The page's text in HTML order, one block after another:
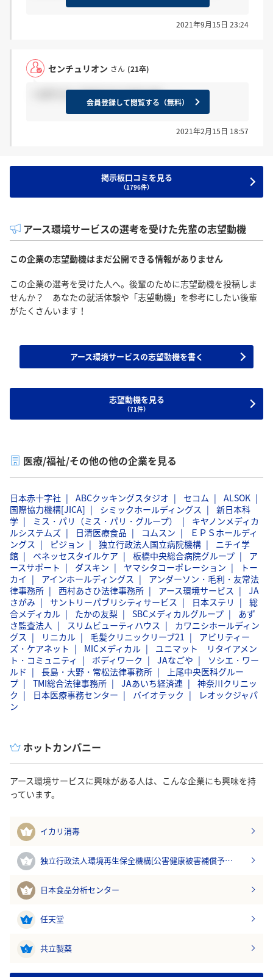
2021年9月15日 23:24
センチュリオン さん (21卒)
＞ぽそさん やはりそうですよね。。。
会員登録して閲覧する（無料）
2021年2月15日 18:57
掲示板口コミを見る
（1796件）
アース環境サービスの選考を受けた先輩の志望動機
この企業の志望動機はまだ公開できる情報がありません
この企業の選考を受けた人へ。後輩のために志望動機を投稿しま
せんか？ あなたの就活体験や「志望動機」を参考にしたい後輩
がたくさんいます！
アース環境サービスの志望動機を書く
志望動機を見る
（71件）
医療/福祉/その他の他の企業を見る
日本赤十字社 ABCクッキングスタジオ セコム
ALSOK
国際協力機構[JICA]
シミックホールディングス
新日本科
学
ミス・パリ（ミス・パリ・グループ）
キヤノンメディカ
ルシステムズ
日清医療食品 コムスン
ＥＰＳホールディ
ングス
ピジョン 独立行政法人国立病院機構
ニチイ学
館
ベネッセスタイルケア 板橋中央総合病院グループ
ア
ースサポート
ダスキン ヤマシタコーポレーション
トー
カイ
アインホールディングス
アンダーソン・毛利・友常法
律事務所
西村あさひ法律事務所 アース環境サービス
JA
さがみ
サントリーパブリシティサービス 日本ステリ
総
合メディカル
たかの友梨 SBCメディカルグループ
あず
さ監査法人
スリムビューティハウス
カワニシホールディン
グス
リニカル 毛髪クリニックリーブ21
アビリティー
ズ・ケアネット
MICメディカル
ユニマット リタイアメン
ト・コミュニティ
ボディワーク JAなごや
ソシエ・ワー
ルド
長島・大野・常松法律事務所
上尾中央医科グルー
プ
TMI総合法律事務所 JAあいち経済連
神奈川クリニッ
ク
日本医療事務センター バイオテック
レオックジャパ
ン
ホットカンパニー
アース環境サービスに興味がある人は、こんな企業にも興味を持
っています。
1 イカリ消毒
2 独立行政法人環境再生保全機構[公害健康被害補償予…
3 日本食品分析センター
4 任天堂
5 共立製薬